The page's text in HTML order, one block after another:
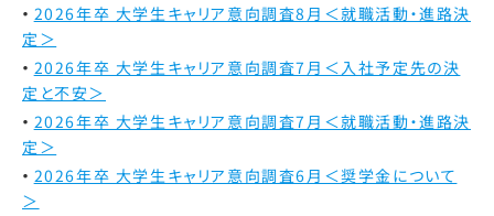
2026年卒 大学生キャリア意向調査8月＜就職活動・進路決
定＞
2026年卒 大学生キャリア意向調査7月＜入社予定先の決
定と不安＞
2026年卒 大学生キャリア意向調査7月＜就職活動・進路決
定＞
2026年卒 大学生キャリア意向調査6月＜奨学金について
＞